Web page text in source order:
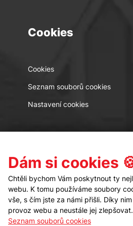
Cookies
Cookies
Seznam souborů cookies
Nastavení cookies
Kontakt
Dám si cookies
Chtěli bychom Vám poskytnout ty
webu. K tomu používáme soubory
vše, s čím jste za námi přišli. Díky
provoz webu a neustále jej zlepšovat.
Seznam souborů cookies